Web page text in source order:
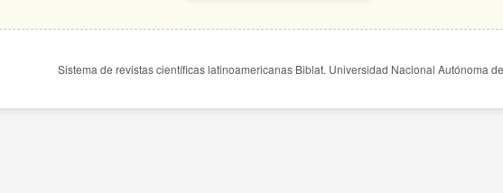
Sistema de revistas científicas latinoamericanas Biblat. Universidad Nacional Autónoma